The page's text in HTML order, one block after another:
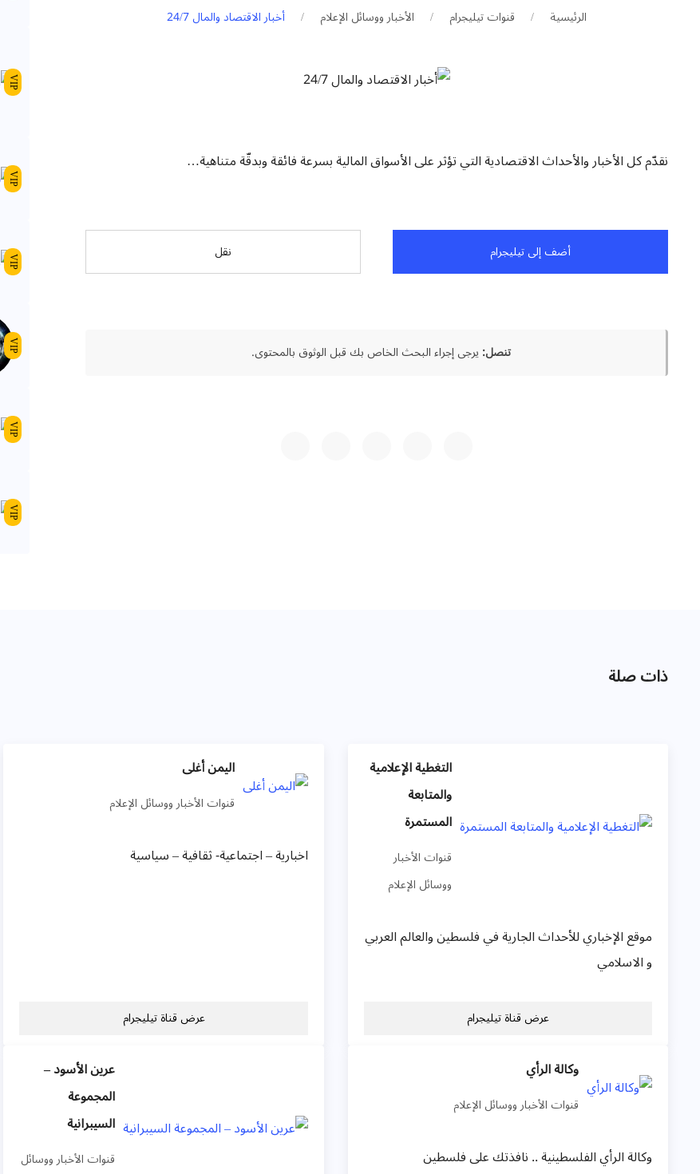
الرئيسية قنوات تيليجرام الأخبار ووسائل الإعلام أخبار الاقتصاد والمال 24/7
نقدّم كل الأخبار والأحداث الاقتصادية التي تؤثر على الأسواق المالية بسرعة فائقة وبدقّة متناهية…
أضف إلى تيليجرام نقل
تنصل:يرجى إجراء البحث الخاص بك قبل الوثوق بالمحتوى.
VIP
VIP
VIP
VIP
VIP
VIP
ذات صلة
التغطية الإعلامية
والمتابعة
المستمرة
قنوات الأخبار
ووسائل الإعلام
موقع الإخباري للأحداث الجارية في فلسطين والعالم العربي
و الاسلامي
عرض قناة تيليجرام
اليمن أغلى
قنوات الأخبار ووسائل الإعلام
اخبارية – اجتماعية- ثقافية – سياسية
عرض قناة تيليجرام
وكالة الرأي
قنوات الأخبار ووسائل الإعلام
وكالة الرأي الفلسطينية .. نافذتك على فلسطين
عرين الأسود –
المجموعة
السيبرانية
قنوات الأخبار ووسائل